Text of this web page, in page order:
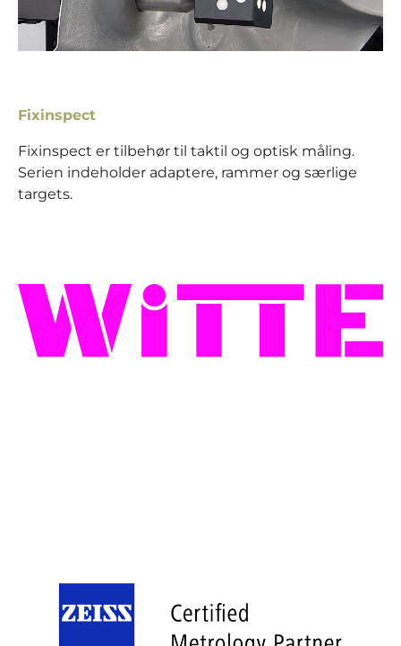
Fixinspect
Fixinspect er tilbehør til taktil og optisk måling.
Serien indeholder adaptere, rammer og særlige
targets.